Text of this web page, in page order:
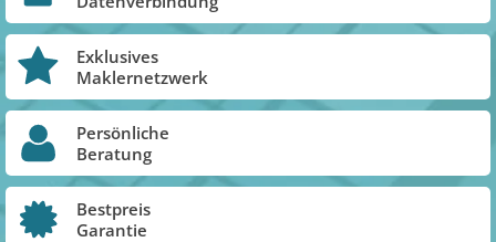
Exklusives
Maklernetzwerk
Persönliche
Beratung
Bestpreis
Garantie